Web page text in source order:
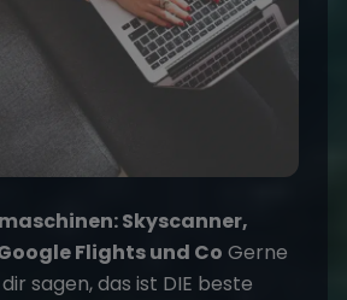
Skyscanner,
Flights und Co Gerne
sagen, das ist DIE beste